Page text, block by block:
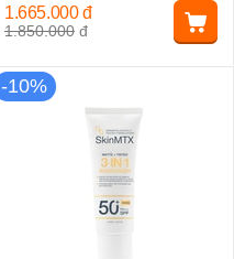
1.850.000 đ
1.665.000 đ
-10%